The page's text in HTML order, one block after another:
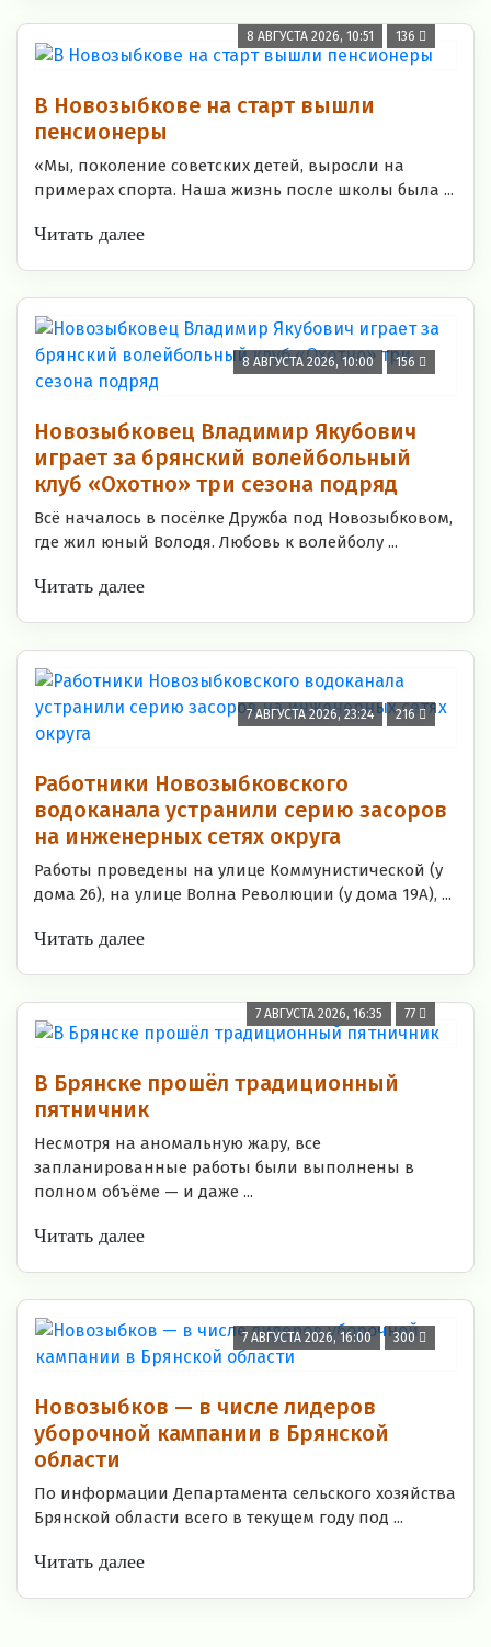
8 АВГУСТА 2026, 10:51 136
В Новозыбкове на старт вышли
пенсионеры
«Мы, поколение советских детей, выросли на
примерах спорта. Наша жизнь после школы была ...
Читать далее
8 АВГУСТА 2026, 10:00 156
Новозыбковец Владимир Якубович
играет за брянский волейбольный
клуб «Охотно» три сезона подряд
Всё началось в посёлке Дружба под Новозыбковом,
где жил юный Володя. Любовь к волейболу ...
Читать далее
7 АВГУСТА 2026, 23:24 216
Работники Новозыбковского
водоканала устранили серию засоров
на инженерных сетях округа
Работы проведены на улице Коммунистической (у
дома 26), на улице Волна Революции (у дома 19А), ...
Читать далее
7 АВГУСТА 2026, 16:35 77
В Брянске прошёл традиционный
пятничник
Несмотря на аномальную жару, все
запланированные работы были выполнены в
полном объёме — и даже ...
Читать далее
7 АВГУСТА 2026, 16:00 300
Новозыбков — в числе лидеров
уборочной кампании в Брянской
области
По информации Департамента сельского хозяйства
Брянской области всего в текущем году под ...
Читать далее